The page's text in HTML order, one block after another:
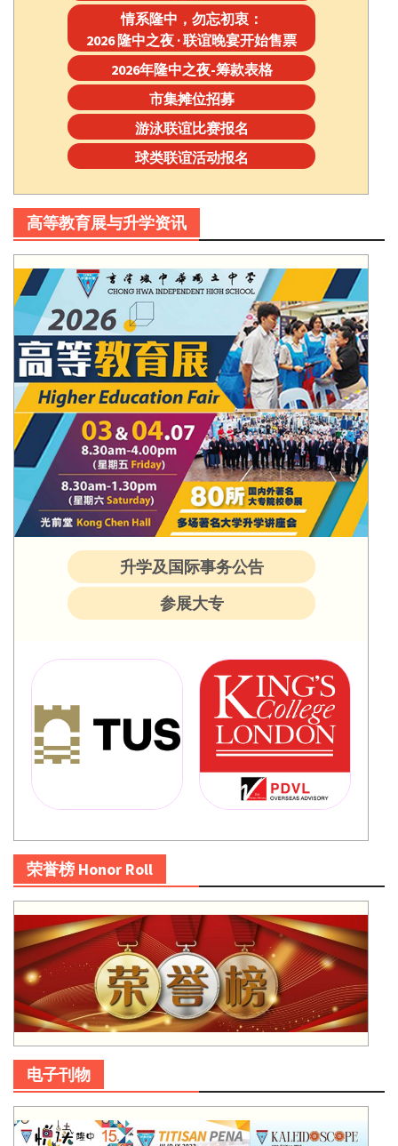
情系隆中，勿忘初衷：
2026 隆中之夜 · 联谊晚宴开始售票
2026年隆中之夜-筹款表格
市集摊位招募
游泳联谊比赛报名
球类联谊活动报名
高等教育展与升学资讯
升学及国际事务公告
参展大专
荣誉榜 Honor Roll
电子刊物